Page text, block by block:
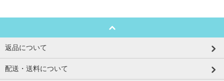
返品について
配送・送料について